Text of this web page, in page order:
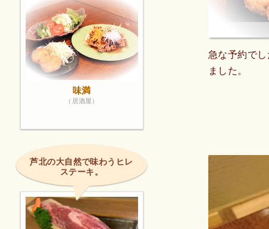
急な予約で
ました。
味満
（居酒屋）
芦北の大自然で味わうヒレ
ステーキ。